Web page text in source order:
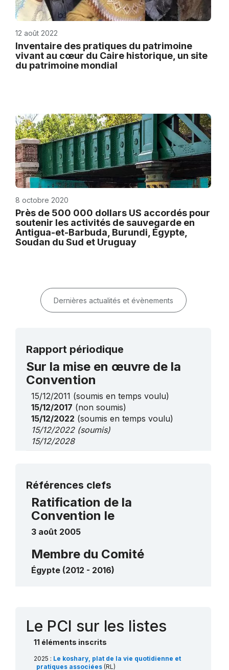
12 août 2022
Inventaire des pratiques du patrimoine
vivant au cœur du Caire historique, un site
du patrimoine mondial
8 octobre 2020
Près de 500 000 dollars US accordés pour
soutenir les activités de sauvegarde en
Antigua-et-Barbuda, Burundi, Égypte,
Soudan du Sud et Uruguay
Dernières actualités et évènements
Rapport périodique
Sur la mise en œuvre de la
Convention
15/12/2011 (soumis en temps voulu)
15/12/2017 (non soumis)
15/12/2022 (soumis en temps voulu)
15/12/2022(soumis)
15/12/2028
Le tissage à la main en Haute-Égypte
(Sa’eed)
2020
____
Les marionnettes à gaine traditionnelles
____
Références clefs
Ratification de la
Convention le
3 août 2005
Membre du Comité
Égypte (2012 - 2016)
Le PCI sur les listes
11 éléments inscrits
2025 : Le koshary, plat de la vie quotidienne et
pratiques associées (RL)